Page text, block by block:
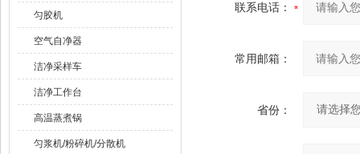
匀胶机
空气自净器
洁净采样车
洁净工作台
高温蒸煮锅
匀浆机/粉碎机/分散机
联系电话：
常用邮箱：
省份：